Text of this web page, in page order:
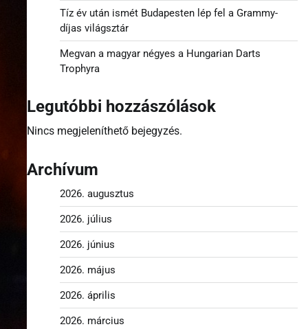
Tíz év után ismét Budapesten lép fel a Grammy-
díjas világsztár
Megvan a magyar négyes a Hungarian Darts
Trophyra
Legutóbbi hozzászólások
Nincs megjeleníthető bejegyzés.
Archívum
2026. augusztus
2026. július
2026. június
2026. május
2026. április
2026. március